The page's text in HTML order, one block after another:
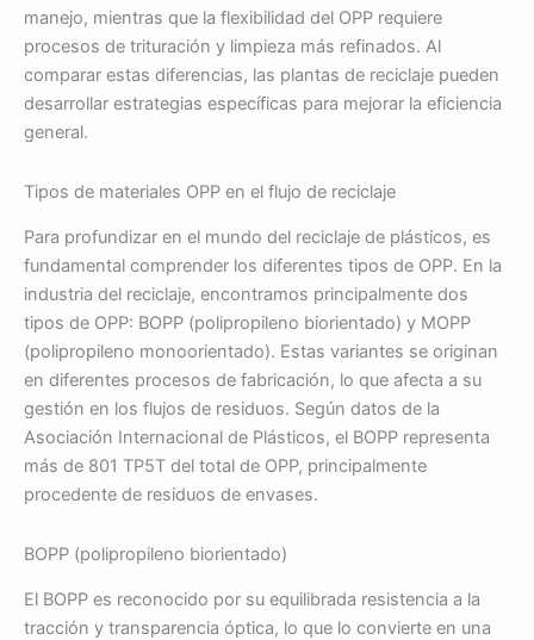
manejo, mientras que la flexibilidad del OPP requiere
procesos de trituración y limpieza más refinados. Al
comparar estas diferencias, las plantas de reciclaje pueden
desarrollar estrategias específicas para mejorar la eficiencia
general.
Tipos de materiales OPP en el flujo de reciclaje
Para profundizar en el mundo del reciclaje de plásticos, es
fundamental comprender los diferentes tipos de OPP. En la
industria del reciclaje, encontramos principalmente dos
tipos de OPP: BOPP (polipropileno biorientado) y MOPP
(polipropileno monoorientado). Estas variantes se originan
en diferentes procesos de fabricación, lo que afecta a su
gestión en los flujos de residuos. Según datos de la
Asociación Internacional de Plásticos, el BOPP representa
más de 801 TP5T del total de OPP, principalmente
procedente de residuos de envases.
BOPP (polipropileno biorientado)
El BOPP es reconocido por su equilibrada resistencia a la
tracción y transparencia óptica, lo que lo convierte en una